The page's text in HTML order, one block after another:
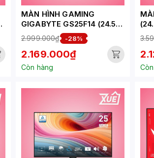
MÀN HÌNH GAMING
GIGABYTE GS25F14 (24.5
INCH - IPS - FHD - 144HZ -
1MS)
2.999.000₫ -28%
2.169.000₫
Còn hàng